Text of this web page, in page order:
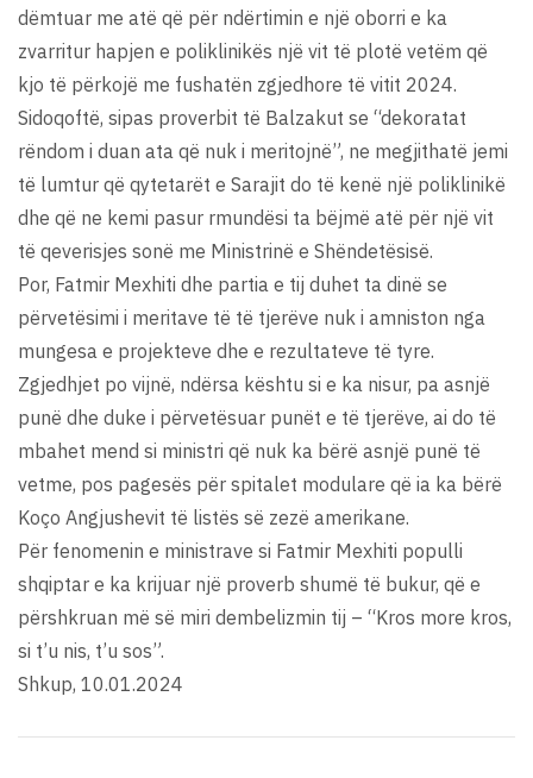
dëmtuar me atë që për ndërtimin e një oborri e ka
zvarritur hapjen e poliklinikës një vit të plotë vetëm që
kjo të përkojë me fushatën zgjedhore të vitit 2024.
Sidoqoftë, sipas proverbit të Balzakut se “dekoratat
rëndom i duan ata që nuk i meritojnë”, ne megjithatë jemi
të lumtur që qytetarët e Sarajit do të kenë një poliklinikë
dhe që ne kemi pasur rmundësi ta bëjmë atë për një vit
të qeverisjes sonë me Ministrinë e Shëndetësisë.
Por, Fatmir Mexhiti dhe partia e tij duhet ta dinë se
përvetësimi i meritave të të tjerëve nuk i amniston nga
mungesa e projekteve dhe e rezultateve të tyre.
Zgjedhjet po vijnë, ndërsa kështu si e ka nisur, pa asnjë
punë dhe duke i përvetësuar punët e të tjerëve, ai do të
mbahet mend si ministri që nuk ka bërë asnjë punë të
vetme, pos pagesës për spitalet modulare që ia ka bërë
Koço Angjushevit të listës së zezë amerikane.
Për fenomenin e ministrave si Fatmir Mexhiti populli
shqiptar e ka krijuar një proverb shumë të bukur, që e
përshkruan më së miri dembelizmin tij – “Kros more kros,
si t’u nis, t’u sos”.
Shkup, 10.01.2024